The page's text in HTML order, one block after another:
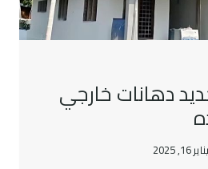
دهانات خارجي
يناير 16, 2025